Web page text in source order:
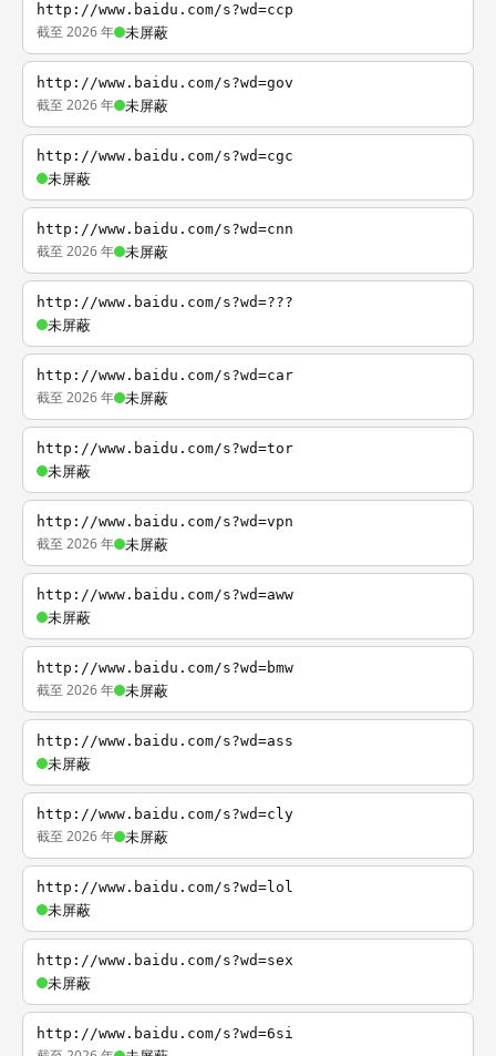
http://www.baidu.com/s?wd=ccp
截至 2026 年 未屏蔽
http://www.baidu.com/s?wd=gov
截至 2026 年 未屏蔽
http://www.baidu.com/s?wd=cgc
未屏蔽
http://www.baidu.com/s?wd=cnn
截至 2026 年 未屏蔽
http://www.baidu.com/s?wd=???
未屏蔽
http://www.baidu.com/s?wd=car
截至 2026 年 未屏蔽
http://www.baidu.com/s?wd=tor
未屏蔽
http://www.baidu.com/s?wd=vpn
截至 2026 年 未屏蔽
http://www.baidu.com/s?wd=aww
未屏蔽
http://www.baidu.com/s?wd=bmw
截至 2026 年 未屏蔽
http://www.baidu.com/s?wd=ass
未屏蔽
http://www.baidu.com/s?wd=cly
截至 2026 年 未屏蔽
http://www.baidu.com/s?wd=lol
未屏蔽
http://www.baidu.com/s?wd=sex
未屏蔽
http://www.baidu.com/s?wd=6si